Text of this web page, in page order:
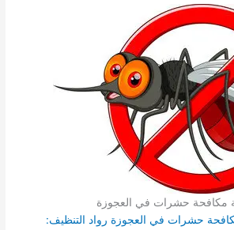
مكافحة حشرات في العجوزة